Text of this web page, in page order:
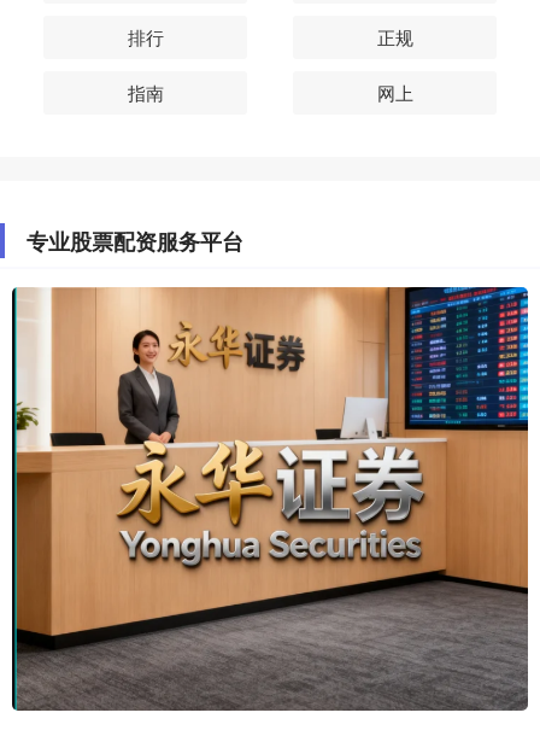
排行 正规
指南 网上
专业股票配资服务平台